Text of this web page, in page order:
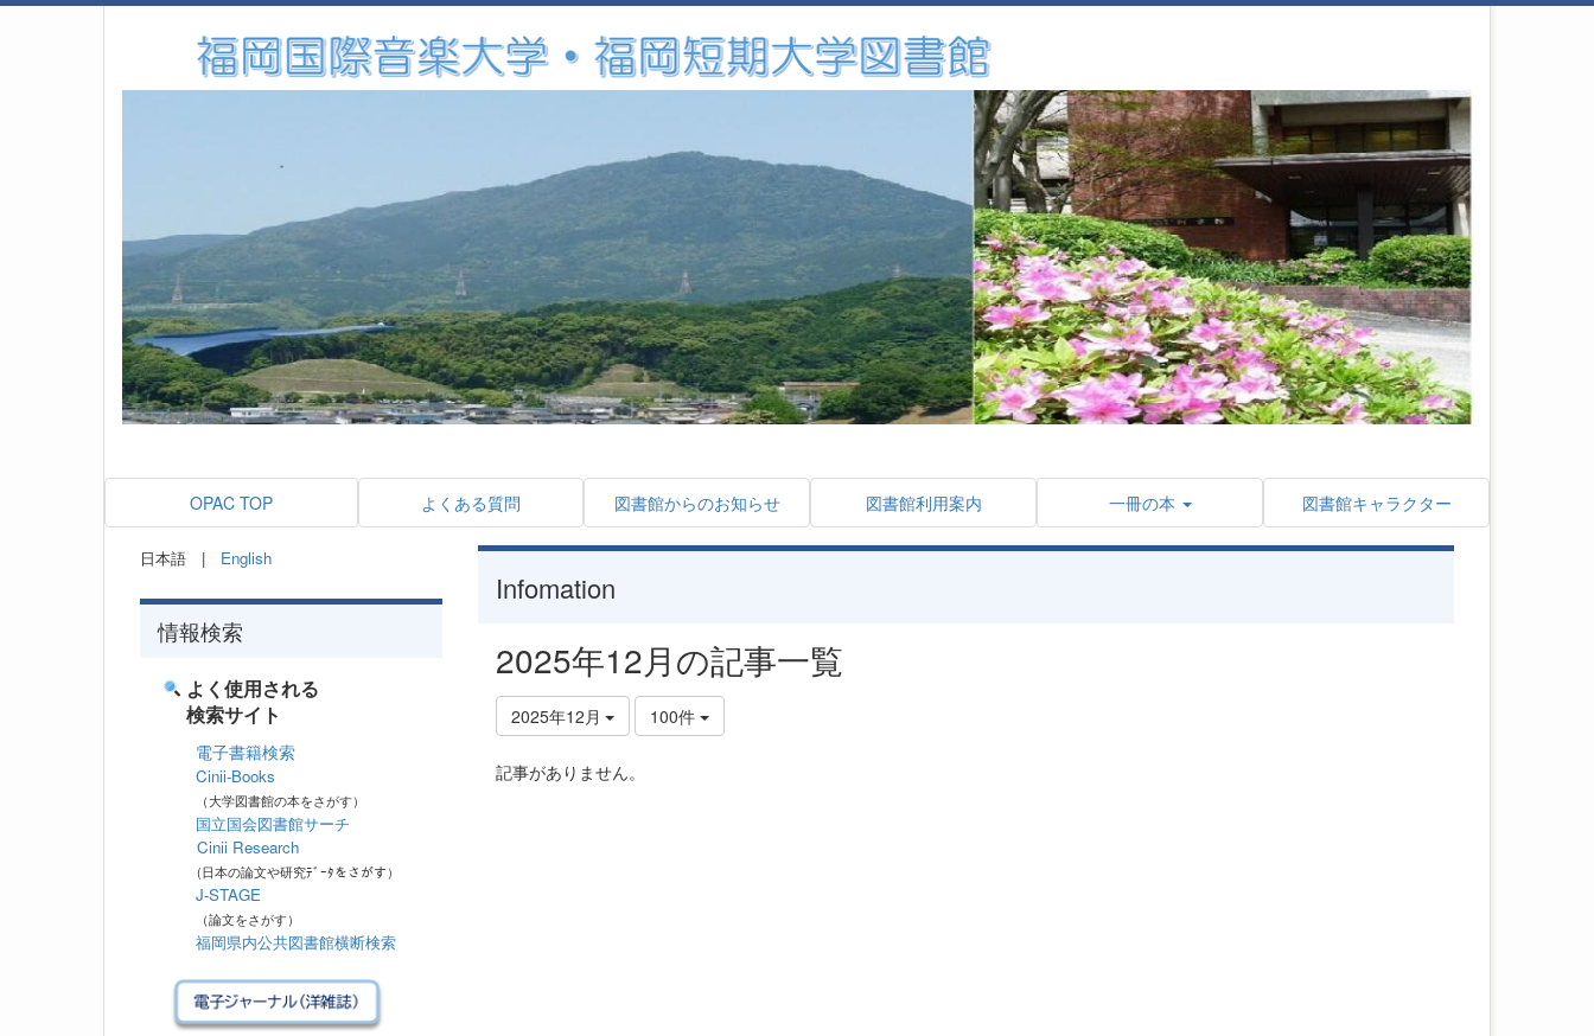
OPAC TOP よくある質問 図書館からのお知らせ 図書館利用案内 一冊の本 図書館キャラクター
Infomation
2025年12月の記事一覧
2025年12月 100件
記事がありません。
日本語 | English
情報検索
よく使用される
検索サイト
電子書籍検索
Cinii-Books
（大学図書館の本をさがす）
国立国会図書館サーチ
Cinii Research
(日本の論文や研究ﾃﾞｰﾀをさがす）
J-STAGE
（論文をさがす）
福岡県内公共図書館横断検索